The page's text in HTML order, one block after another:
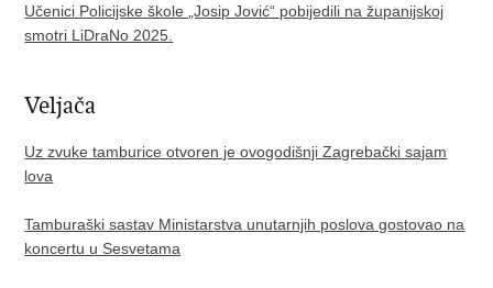
Učenici Policijske škole „Josip Jović“ pobijedili na županijskoj
smotri LiDraNo 2025.
Veljača
Uz zvuke tamburice otvoren je ovogodišnji Zagrebački sajam
lova​
Tamburaški sastav Ministarstva unutarnjih poslova gostovao na
koncertu u Sesvetama